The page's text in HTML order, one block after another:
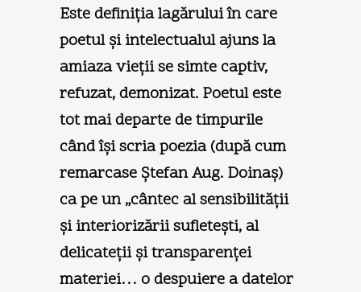
Este definiţia lagărului în care
poetul şi intelectualul ajuns la
amiaza vieţii se simte captiv,
refuzat, demonizat. Poetul este
tot mai departe de timpurile
când îşi scria poezia (după cum
remarcase Ştefan Aug. Doinaş)
ca pe un „cântec al sensibilităţii
şi interiorizării sufleteşti, al
delicateţii şi transparenţei
materiei… o despuiere a datelor